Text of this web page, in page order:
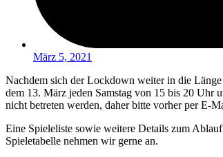
März 5, 2021
Nachdem sich der Lockdown weiter in die
dem 13. März jeden Samstag von 15 bis 20 Uhr
nicht betreten werden, daher bitte vorher per E-
Eine Spieleliste sowie weitere Details zum
Spieletabelle nehmen wir gerne an.